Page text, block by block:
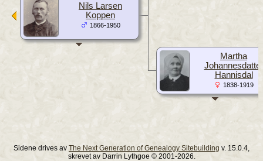
Nils Larsen
Koppen
1866-1950
Martha
Johannesdatter
Hannisdal
1838-1919
Sidene drives av The Next Generation of Genealogy Sitebuilding v. 15.0.4,
skrevet av Darrin Lythgoe © 2001-2026.